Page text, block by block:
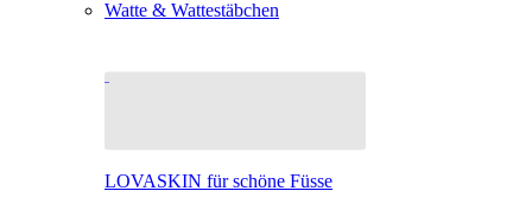
Watte & Wattestäbchen
LOVASKIN für schöne Füsse